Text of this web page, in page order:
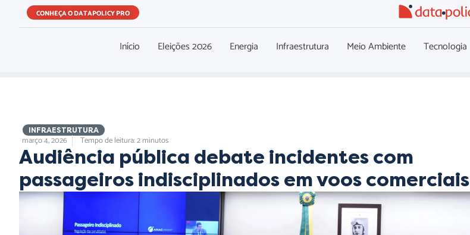
CONHEÇA O DATAPOLICY PRO
Início Eleições 2026 Energia Infraestrutura Meio Ambiente Tecnologia
INFRAESTRUTURA
março 4, 2026 Tempo de leitura: 2 minutos
Audiência pública debate incidentes com
passageiros indisciplinados em voos comerciais